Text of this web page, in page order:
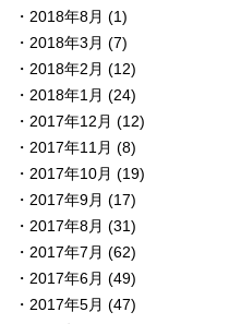
2018年8月 (1)
2018年3月 (7)
2018年2月 (12)
2018年1月 (24)
2017年12月 (12)
2017年11月 (8)
2017年10月 (19)
2017年9月 (17)
2017年8月 (31)
2017年7月 (62)
2017年6月 (49)
2017年5月 (47)